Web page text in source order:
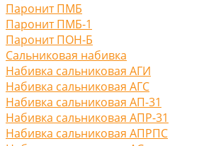
Паронит ПМБ
Паронит ПМБ-1
Паронит ПОН-Б
Сальниковая набивка
Набивка сальниковая АГИ
Набивка сальниковая АГС
Набивка сальниковая АП-31
Набивка сальниковая АПР-31
Набивка сальниковая АПРПС